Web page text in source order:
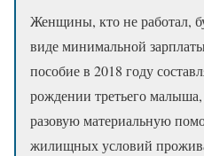
Женщины, кто не работал,
виде минимальной
пособие в 2018 году
рождении третьего
разовую материальную
жилищных условий